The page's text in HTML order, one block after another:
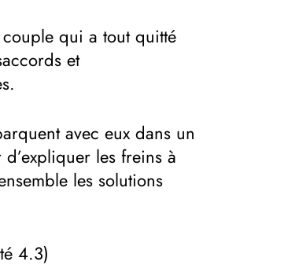
qui a tout quitté
et
avec eux dans un
les freins à
les solutions
4.3)